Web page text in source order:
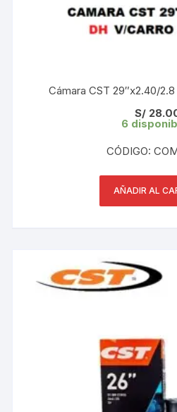
Cámara CST 29″x2.40/
S/
6
CÓDIGO:
AÑADIR AL